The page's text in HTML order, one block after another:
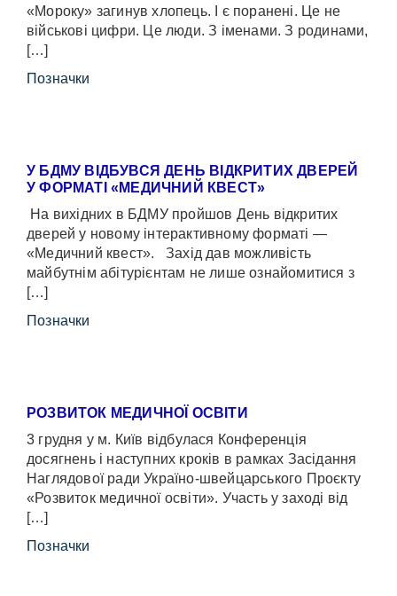
«Мороку» загинув хлопець. І є поранені. Це не
військові цифри. Це люди. З іменами. З родинами,
[…]
Позначки
У БДМУ ВІДБУВСЯ ДЕНЬ ВІДКРИТИХ ДВЕРЕЙ
У ФОРМАТІ «МЕДИЧНИЙ КВЕСТ»
На вихідних в БДМУ пройшов День відкритих
дверей у новому інтерактивному форматі —
«Медичний квест». Захід дав можливість
майбутнім абітурієнтам не лише ознайомитися з
[…]
Позначки
РОЗВИТОК МЕДИЧНОЇ ОСВІТИ
3 грудня у м. Київ відбулася Конференція
досягнень і наступних кроків в рамках Засідання
Наглядової ради Україно-швейцарського Проєкту
«Розвиток медичної освіти». Участь у заході від
[…]
Позначки